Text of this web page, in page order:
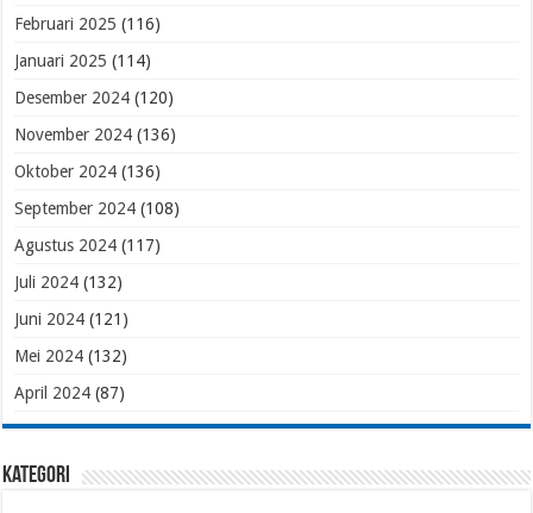
Februari 2025 (116)
Januari 2025 (114)
Desember 2024 (120)
November 2024 (136)
Oktober 2024 (136)
September 2024 (108)
Agustus 2024 (117)
Juli 2024 (132)
Juni 2024 (121)
Mei 2024 (132)
April 2024 (87)
Kategori